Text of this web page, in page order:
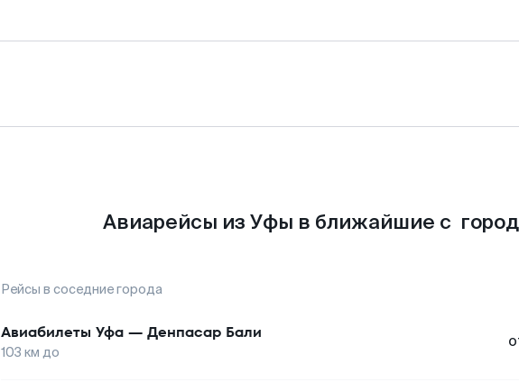
Авиарейсы из Уфы в ближайшие с
Рейсы в соседние города
Авиабилеты Уфа — Денпасар Бали
103 км до